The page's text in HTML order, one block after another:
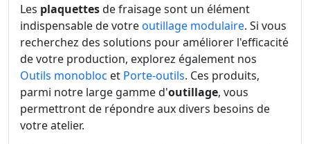
Les plaquettesde fraisage sont un élément
indispensable de votreoutillage modulaire. Si vous
recherchez des solutions pour améliorer l'efficacité
de votre production, explorez également nos
Outils monobloc et Porte-outils. Ces produits,
parmi notre large gamme d'outillage, vous
permettront de répondre aux divers besoins de
votre atelier.